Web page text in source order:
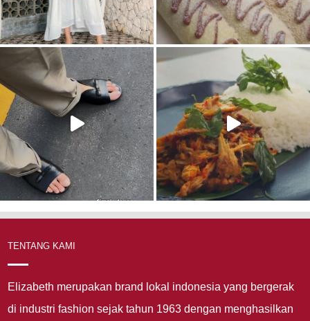
TENTANG KAMI
Elizabeth merupakan brand lokal indonesia yang bergerak
di industri fashion sejak tahun 1963 dengan menghasilkan